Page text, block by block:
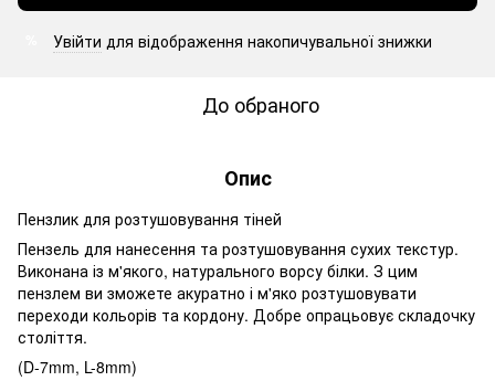
Увійти для відображення накопичувальної знижки
До обраного
Опис
Пензлик для розтушовування тіней
Пензель для нанесення та розтушовування сухих текстур.
Виконана із м'якого, натурального ворсу білки. З цим
пензлем ви зможете акуратно і м'яко розтушовувати
переходи кольорів та кордону. Добре опрацьовує складочку
століття.
(D-7mm, L-8mm)